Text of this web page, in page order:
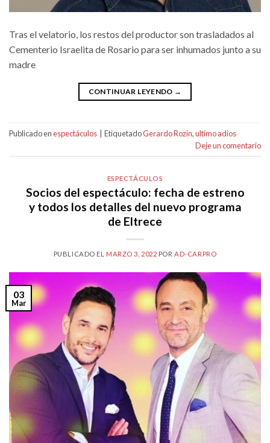
Tras el velatorio, los restos del productor son trasladados al
Cementerio Israelita de Rosario para ser inhumados junto a su
madre
CONTINUAR LEYENDO →
Publicado enespectáculos EtiquetadoGerardo Rozin,ultimo adios
Deje un comentario
ESPECTÁCULOS
Socios del espectáculo: fecha de estreno
y todos los detalles del nuevo programa
de Eltrece
PUBLICADO EL MARZO 3, 2022 PORAD-CARPRO
03
Mar